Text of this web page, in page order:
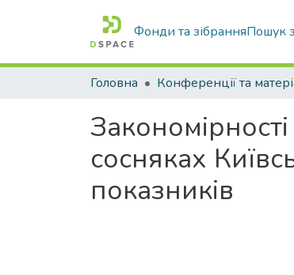
Фонди та зібранняПошук
Головна
сосняках
показників